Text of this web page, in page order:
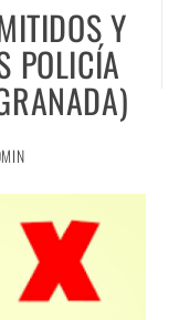
Y
POLICÍA